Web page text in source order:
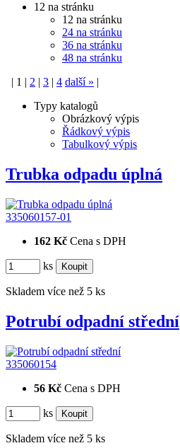
12 na stránku
12 na stránku
24 na stránku
36 na stránku
48 na stránku
1 2 3 4 další »
Typy katalogů
Obrázkový výpis
Řádkový výpis
Tabulkový výpis
Trubka odpadu úplná
335060157-01
162 Kč Cena s DPH
ks
Skladem více než 5 ks
Potrubí odpadní střední
335060154
56 Kč Cena s DPH
ks
Skladem více než 5 ks